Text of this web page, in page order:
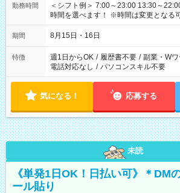
勤務時間
＜シフト例＞ 7:00～23:00 13:30～22:00 上記の時間から好き
時間を選べます！ ※時間は変更となる
期間 8月15日・16日
特徴 週1日からOK / 履歴書不要 / 副業・W
電話対応なし / パソコンスキル不要
気になる！ 応募する
未読
《単発1日OK！日払い可》＊DM
ール貼り